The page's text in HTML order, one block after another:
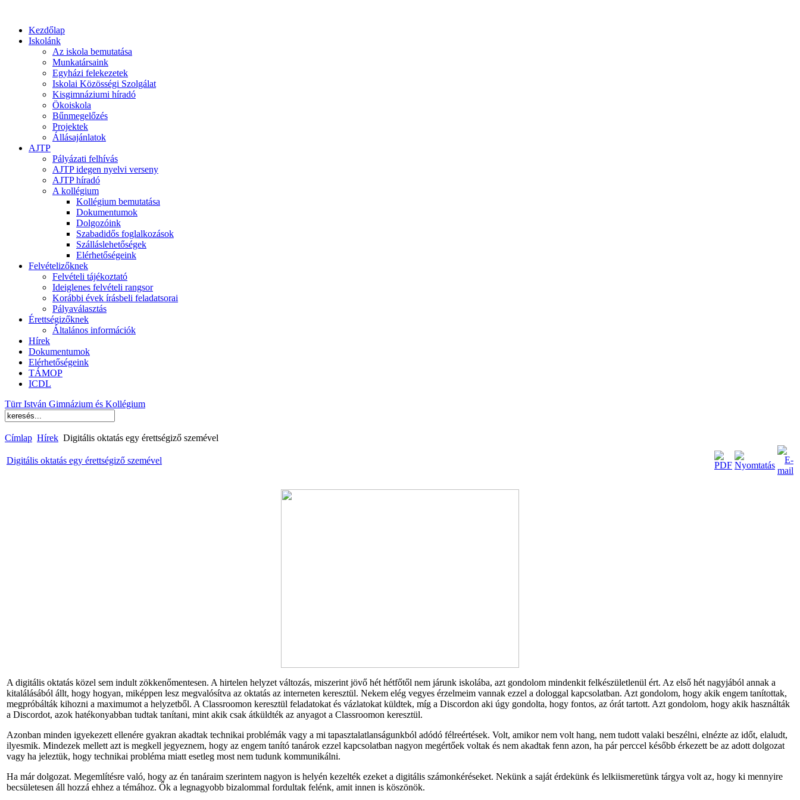
Kezdőlap
Iskolánk
Az iskola bemutatása
Munkatársaink
Egyházi felekezetek
Iskolai Közösségi Szolgálat
Kisgimnáziumi híradó
Ökoiskola
Bűnmegelőzés
Projektek
Állásajánlatok
AJTP
Pályázati felhívás
AJTP idegen nyelvi verseny
AJTP híradó
A kollégium
Kollégium bemutatása
Dokumentumok
Dolgozóink
Szabadidős foglalkozások
Szálláslehetőségek
Elérhetőségeink
Felvételizőknek
Felvételi tájékoztató
Ideiglenes felvételi rangsor
Korábbi évek írásbeli feladatsorai
Pályaválasztás
Érettségizőknek
Általános információk
Hírek
Dokumentumok
Elérhetőségeink
TÁMOP
ICDL
Türr István Gimnázium és Kollégium
Címlap Hírek Digitális oktatás egy érettségiző szemével
Digitális oktatás egy érettségiző szemével
A digitális oktatás közel sem indult zökkenőmentesen. A hirtelen helyzet változás, miszerint jövő hét hétfőtől nem járunk iskolába, azt gondolom mindenkit felkészületlenül ért. Az első hét nagyjából annak a
kitalálásából állt, hogy hogyan, miképpen lesz megvalósítva az oktatás az interneten keresztül. Nekem elég vegyes érzelmeim vannak ezzel a dologgal kapcsolatban. Azt gondolom, hogy akik engem tanítottak,
megpróbálták kihozni a maximumot a helyzetből. A Classroomon keresztül feladatokat és vázlatokat küldtek, míg a Discordon aki úgy gondolta, hogy fontos, az órát tartott. Azt gondolom, hogy akik használták
a Discordot, azok hatékonyabban tudtak tanítani, mint akik csak átküldték az anyagot a Classroomon keresztül.
Azonban minden igyekezett ellenére gyakran akadtak technikai problémák vagy a mi tapasztalatlanságunkból adódó félreértések. Volt, amikor nem volt hang, nem tudott valaki beszélni, elnézte az időt, elaludt,
ilyesmik. Mindezek mellett azt is megkell jegyeznem, hogy az engem tanító tanárok ezzel kapcsolatban nagyon megértőek voltak és nem akadtak fenn azon, ha pár perccel később érkezett be az adott dolgozat
vagy ha jeleztük, hogy technikai probléma miatt esetleg most nem tudunk kommunikálni.
Ha már dolgozat. Megemlítésre való, hogy az én tanáraim szerintem nagyon is helyén kezelték ezeket a digitális számonkéréseket. Nekünk a saját érdekünk és lelkiismeretünk tárgya volt az, hogy ki mennyire
becsületesen áll hozzá ehhez a témához. Ők a legnagyobb bizalommal fordultak felénk, amit innen is köszönök.